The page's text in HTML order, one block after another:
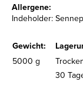
Allergene:
Indeholder: Sennep
Gewicht:
5000 g
30